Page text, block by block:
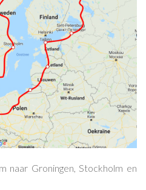
naar Groningen, Stockholm en